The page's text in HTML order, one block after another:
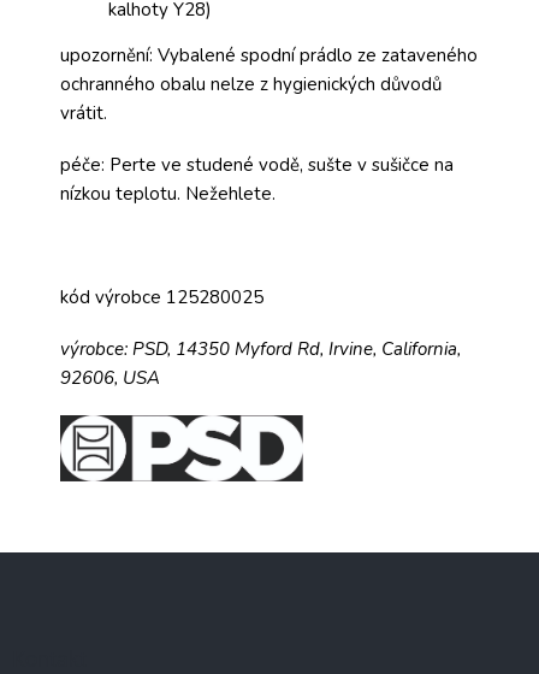
kalhoty Y28)
upozornění: Vybalené spodní prádlo ze zataveného
ochranného obalu nelze z hygienických důvodů
vrátit.
péče: Perte ve studené vodě, sušte v sušičce na
nízkou teplotu. Nežehlete.
kód výrobce 125280025
výrobce: PSD, 14350 Myford Rd, Irvine, California,
92606, USA